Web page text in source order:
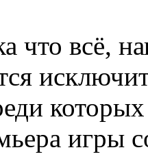
что всё,
игры